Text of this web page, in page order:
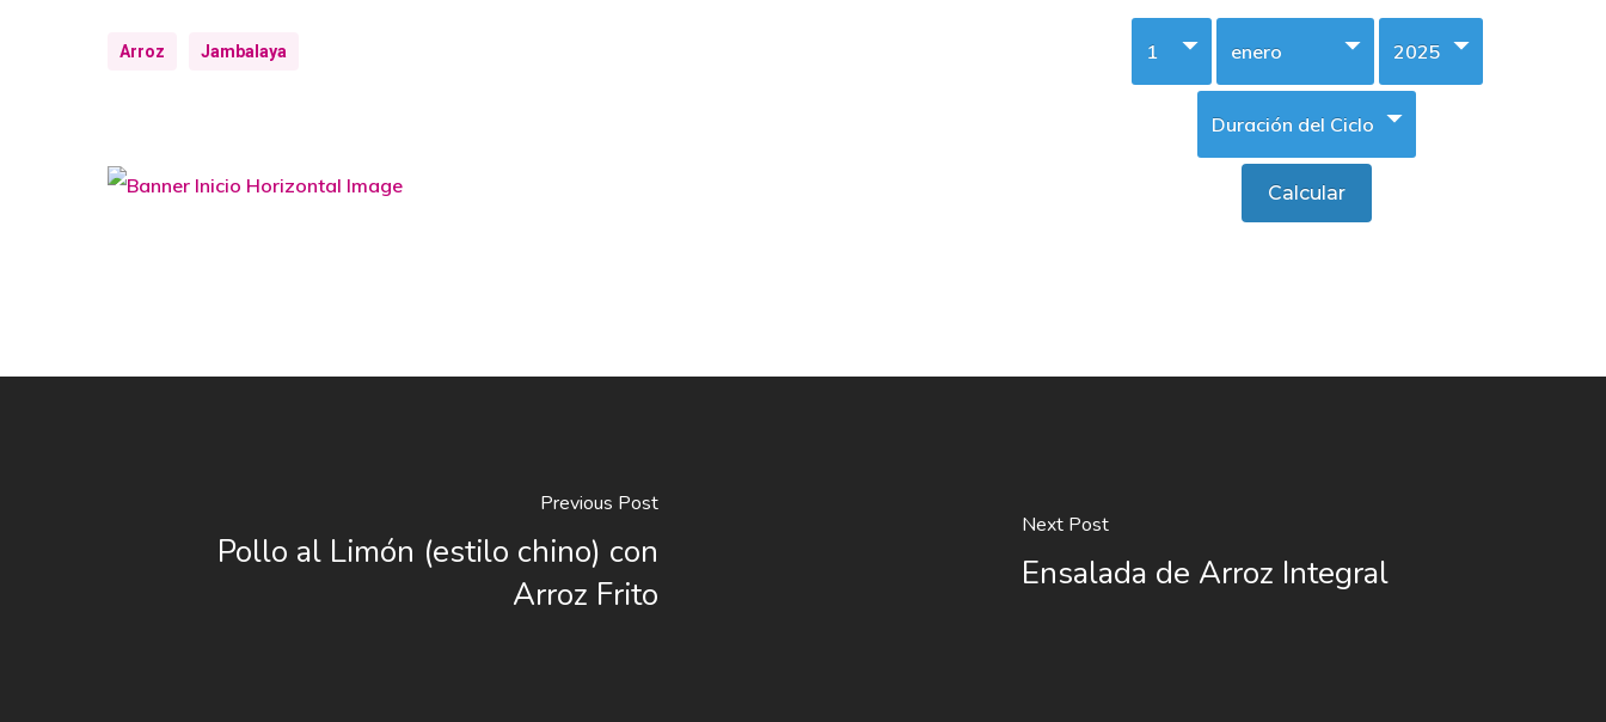
Arroz Jambalaya
Previous Post
Pollo al Limón (estilo chino) con
Arroz Frito
Next Post
Ensalada de Arroz Integral